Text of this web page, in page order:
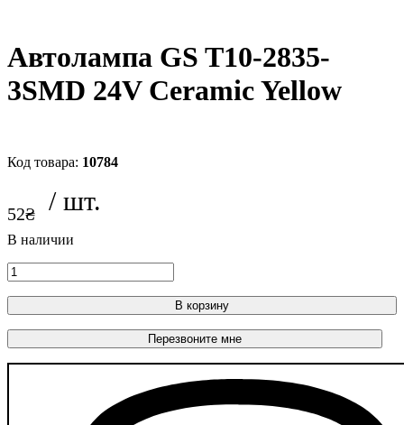
Автолампа GS T10-2835-
3SMD 24V Ceramic Yellow
10784
52₴
В корзину
Перезвоните мне